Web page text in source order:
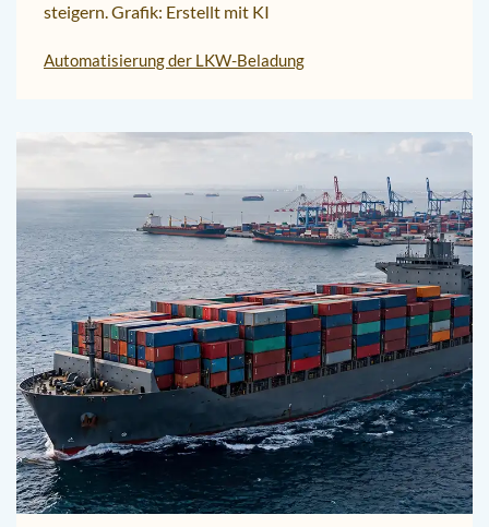
steigern. Grafik: Erstellt mit KI
Automatisierung der LKW-Beladung